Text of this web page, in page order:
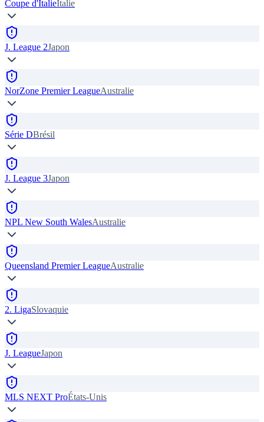
Coupe d'ItalieItalie
J. League 2Japon
NorZone Premier LeagueAustralie
Série DBrésil
J. League 3Japon
NPL New South WalesAustralie
Queensland Premier LeagueAustralie
2. LigaSlovaquie
J. LeagueJapon
MLS NEXT ProÉtats-Unis